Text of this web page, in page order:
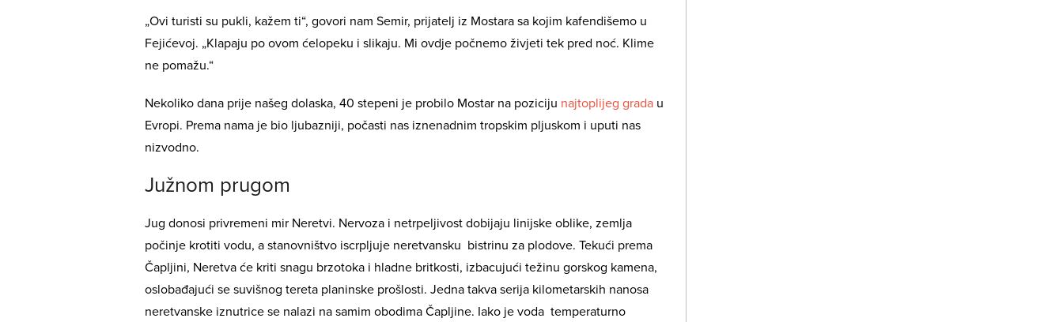
„Ovi turisti su pukli, kažem ti“, govori nam Semir, prijatelj iz Mostara sa kojim kafendišemo u
Fejićevoj. „Klapaju po ovom ćelopeku i slikaju. Mi ovdje počnemo živjeti tek pred noć. Klime
ne pomažu.“
Nekoliko dana prije našeg dolaska, 40 stepeni je probilo Mostar na poziciju najtoplijeg grada u
Evropi. Prema nama je bio ljubazniji, počasti nas iznenadnim tropskim pljuskom i uputi nas
nizvodno.
Južnom prugom
Jug donosi privremeni mir Neretvi. Nervoza i netrpeljivost dobijaju linijske oblike, zemlja
počinje krotiti vodu, a stanovništvo iscrpljuje neretvansku bistrinu za plodove. Tekući prema
Čapljini, Neretva će kriti snagu brzotoka i hladne britkosti, izbacujući težinu gorskog kamena,
oslobađajući se suvišnog tereta planinske prošlosti. Jedna takva serija kilometarskih nanosa
neretvanske iznutrice se nalazi na samim obodima Čapljine. Iako je voda temperaturno